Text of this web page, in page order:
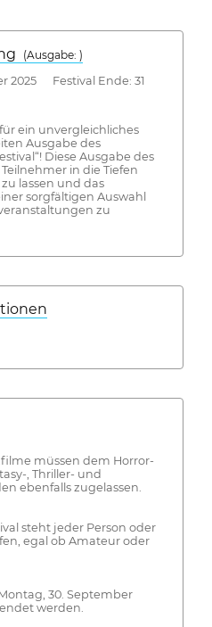
(Ausgabe: )
2025 Festival Ende: 31
ein unvergleichliches
Ausgabe des
Diese Ausgabe des
in die Tiefen
lassen und das
sorgfältigen Auswahl
zu
müssen dem Horror-
, Thriller- und
ebenfalls zugelassen.
steht jeder Person oder
egal ob Amateur oder
30. September
werden.